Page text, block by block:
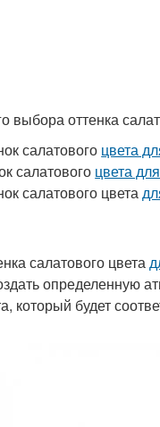
оттенка
салатового цвета
салатового цвета для
салатового цвета
салатового цвета
определенную
который будет